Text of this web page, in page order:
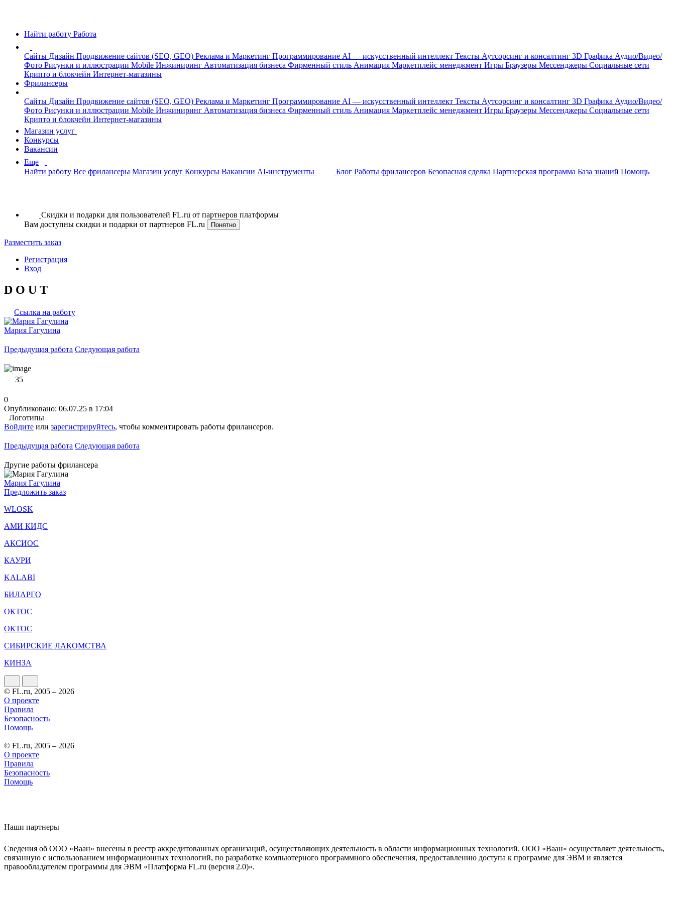
Найти работу Работа
Сайты Дизайн Продвижение сайтов (SEO, GEO) Реклама и Маркетинг Программирование AI — искусственный интеллект Тексты Аутсорсинг и консалтинг 3D Графика Аудио/Видео/
Фото Рисунки и иллюстрации Mobile Инжиниринг Автоматизация бизнеса Фирменный стиль Анимация Маркетплейс менеджмент Игры Браузеры Мессенджеры Социальные сети
Крипто и блокчейн Интернет-магазины
Фрилансеры
Сайты Дизайн Продвижение сайтов (SEO, GEO) Реклама и Маркетинг Программирование AI — искусственный интеллект Тексты Аутсорсинг и консалтинг 3D Графика Аудио/Видео/
Фото Рисунки и иллюстрации Mobile Инжиниринг Автоматизация бизнеса Фирменный стиль Анимация Маркетплейс менеджмент Игры Браузеры Мессенджеры Социальные сети
Крипто и блокчейн Интернет-магазины
Магазин услуг
Конкурсы
Вакансии
Еще
Найти работу Все фрилансеры Магазин услуг Конкурсы Вакансии AI-инструменты Блог Работы фрилансеров Безопасная сделка Партнерская программа База знаний Помощь
Скидки и подарки для пользователей FL.ru от партнеров платформы
Вам доступны скидки и подарки от партнеров FL.ru
Понятно
Разместить заказ
Регистрация
Вход
D O U T
Ссылка на работу
Мария Гагулина
Предыдущая работа Следующая работа
35
0
Опубликовано: 06.07.25 в 17:04
Логотипы
Войдите или зарегистрируйтесь, чтобы комментировать работы фрилансеров.
Предыдущая работа Следующая работа
Другие работы фрилансера
Мария Гагулина
Предложить заказ
WLOSK
АМИ КИДС
АКСИОС
КАУРИ
KALABI
БИЛАРГО
ОКТОС
ОКТОС
СИБИРСКИЕ ЛАКОМСТВА
КИНЗА
© FL.ru, 2005 – 2026
О проекте
Правила
Безопасность
Помощь
© FL.ru, 2005 – 2026
О проекте
Правила
Безопасность
Помощь
Наши партнеры
Сведения об ООО «Ваан» внесены в реестр аккредитованных организаций, осуществляющих деятельность в области информационных технологий. ООО «Ваан» осуществляет деятельность,
связанную с использованием информационных технологий, по разработке компьютерного программного обеспечения, предоставлению доступа к программе для ЭВМ и является
правообладателем программы для ЭВМ «Платформа FL.ru (версия 2.0)».